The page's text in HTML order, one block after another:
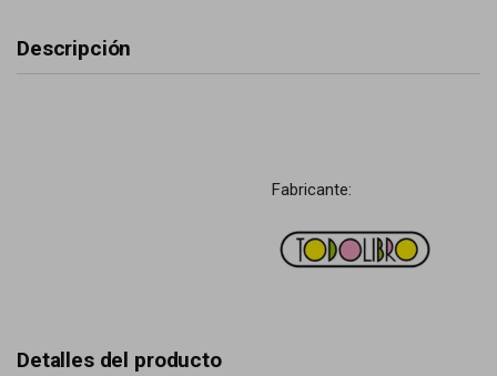
Descripción
Fabricante:
Detalles del producto